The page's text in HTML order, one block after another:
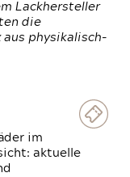
Lackhersteller
die
aus physikalisch-
im
aktuelle